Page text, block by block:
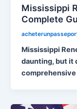
Mississippi
Complete
Mississippi
daunting, but it
comprehensive